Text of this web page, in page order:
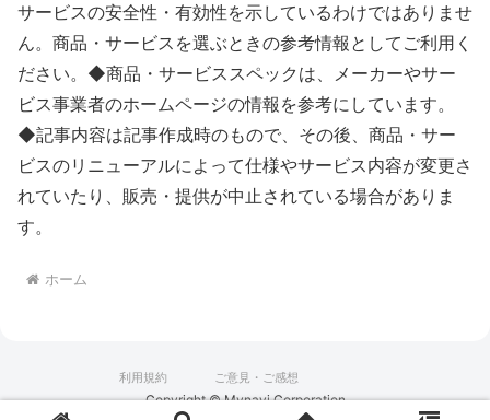
サービスの安全性・有効性を示しているわけではありませ
ん。商品・サービスを選ぶときの参考情報としてご利用く
ださい。◆商品・サービススペックは、メーカーやサー
ビス事業者のホームページの情報を参考にしています。
◆記事内容は記事作成時のもので、その後、商品・サー
ビスのリニューアルによって仕様やサービス内容が変更さ
れていたり、販売・提供が中止されている場合がありま
す。
ホーム
利用規約 ご意見・ご感想
Copyright © Mynavi Corporation